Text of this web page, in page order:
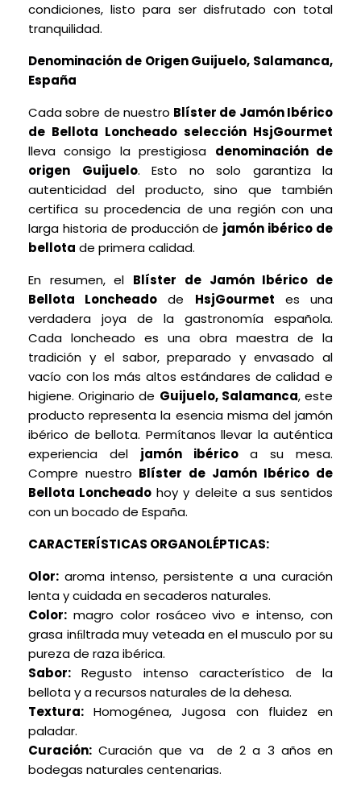
condiciones, listo para ser disfrutado con total
tranquilidad.
Denominación de Origen Guijuelo, Salamanca,
España
Cada sobre de nuestro Blíster de Jamón Ibérico
de Bellota Loncheado selección HsjGourmet
lleva consigo la prestigiosa denominación de
origen
Guijuelo. Esto no solo garantiza la
autenticidad del producto, sino que también
certifica su procedencia de una región con una
larga historia de producción de jamón ibérico de
bellota de primera calidad.
En resumen, el Blíster de Jamón Ibérico de
Bellota Loncheado de HsjGourmet es una
verdadera joya de la gastronomía española.
Cada loncheado es una obra maestra de la
tradición y el sabor, preparado y envasado al
vacío con los más altos estándares de calidad e
higiene. Originario de Guijuelo, Salamanca, este
producto representa la esencia misma del jamón
ibérico de bellota. Permítanos llevar la auténtica
experiencia del jamón ibéricoa su mesa.
Compre nuestro Blíster de Jamón Ibérico de
Bellota Loncheado hoy y deleite a sus sentidos
con un bocado de España.
CARACTERÍSTICAS ORGANOLÉPTICAS:
Olor: aroma intenso, persistente a una curación
lenta y cuidada en secaderos naturales.
Color: magro color rosáceo vivo e intenso, con
grasa inﬁltrada muy veteada en el musculo por su
pureza de raza ibérica.
Sabor: Regusto intenso característico de la
bellota y a recursos naturales de la dehesa.
Textura: Homogénea, Jugosa con fluidez en
paladar.
Curación: Curación que va de 2 a 3 años en
bodegas naturales centenarias.